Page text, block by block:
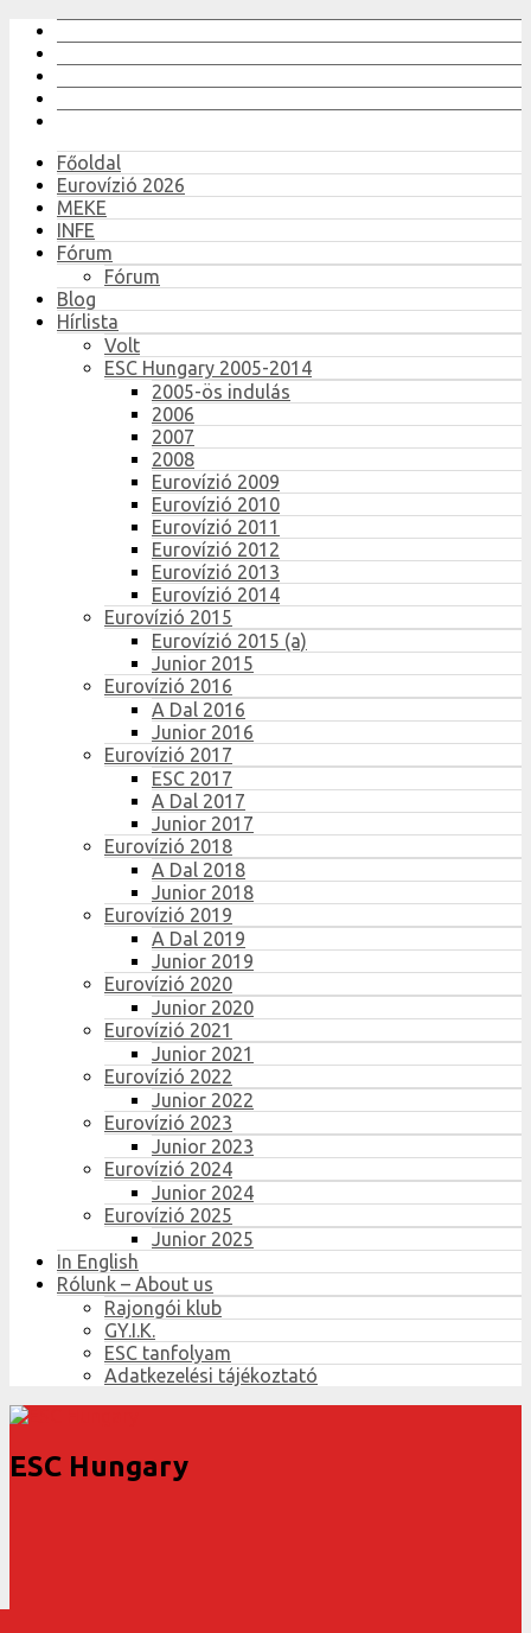
Főoldal
Eurovízió 2026
MEKE
INFE
Fórum
Fórum
Blog
Hírlista
Volt
ESC Hungary 2005-2014
2005-ös indulás
2006
2007
2008
Eurovízió 2009
Eurovízió 2010
Eurovízió 2011
Eurovízió 2012
Eurovízió 2013
Eurovízió 2014
Eurovízió 2015
Eurovízió 2015 (a)
Junior 2015
Eurovízió 2016
A Dal 2016
Junior 2016
Eurovízió 2017
ESC 2017
A Dal 2017
Junior 2017
Eurovízió 2018
A Dal 2018
Junior 2018
Eurovízió 2019
A Dal 2019
Junior 2019
Eurovízió 2020
Junior 2020
Eurovízió 2021
Junior 2021
Eurovízió 2022
Junior 2022
Eurovízió 2023
Junior 2023
Eurovízió 2024
Junior 2024
Eurovízió 2025
Junior 2025
In English
Rólunk – About us
Rajongói klub
GY.I.K.
ESC tanfolyam
Adatkezelési tájékoztató
ESC Hungary